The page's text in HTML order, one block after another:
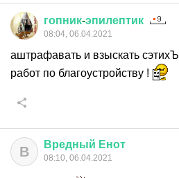
гопник-эпилептик
08:04, 06.04.2021
аштрафавать и взыскать сэтихЪ
работ по благоустройству !
В Вредный Енот
08:10, 06.04.2021